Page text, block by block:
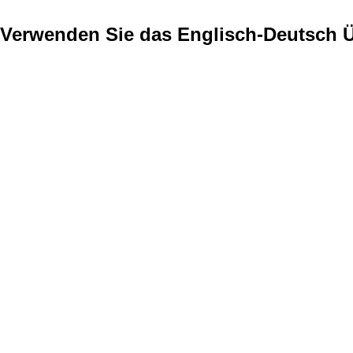
Verwenden Sie das Englisch-Deutsch